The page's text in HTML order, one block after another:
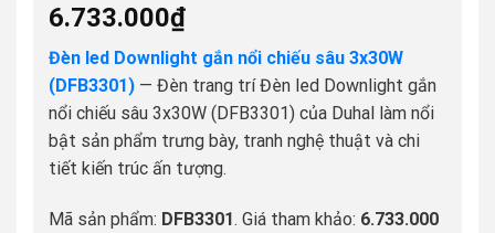
6.733.000₫
Đèn led Downlight gắn nổi chiếu sâu 3x30W
(DFB3301)— Đèn trang trí Đèn led Downlight gắn
nổi chiếu sâu 3x30W (DFB3301) của Duhal làm nổi
bật sản phẩm trưng bày, tranh nghệ thuật và chi
tiết kiến trúc ấn tượng.
Mã sản phẩm: DFB3301. Giá tham khảo: 6.733.000